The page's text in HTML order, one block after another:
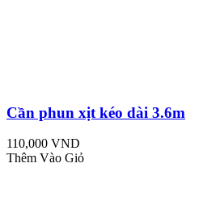
Cần phun xịt kéo dài 3.6m
110,000 VND
Thêm Vào Giỏ